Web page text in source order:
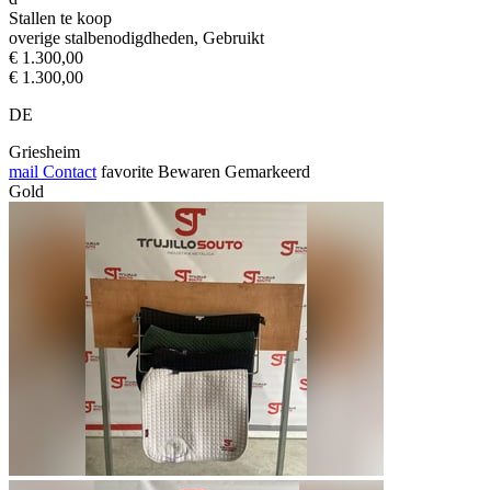
Stallen te koop
overige stalbenodigdheden, Gebruikt
€ 1.300,00
€ 1.300,00
DE
Griesheim
mail Contact favorite Bewaren Gemarkeerd
Gold